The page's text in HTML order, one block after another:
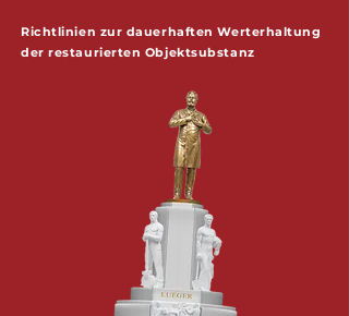
Richtlinien zur dauerhaften Werterhaltung
der restaurierten Objektsubstanz